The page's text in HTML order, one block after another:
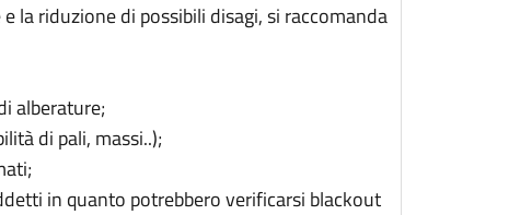
la riduzione di possibili disagi, si raccomanda
alberature;
di pali, massi..);
in quanto potrebbero verificarsi blackout